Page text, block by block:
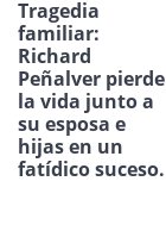
Tragedia
familiar:
Richard
Peñalver pierde
la vida junto a
su esposa e
hijas en un
fatídico suceso.